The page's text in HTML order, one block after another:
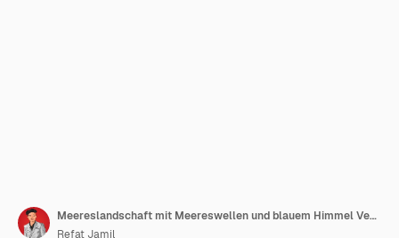
Meereslandschaft mit Meereswellen und blauem Himmel Vektorillustration
Refat Jamil